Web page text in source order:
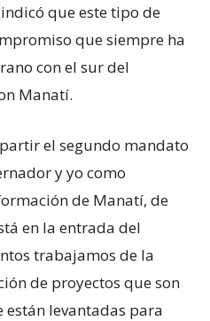
que este tipo de
que siempre ha
con el sur del
Manatí.
el segundo mandato
y yo como
de Manatí, de
en la entrada del
trabajamos de la
de proyectos que son
levantadas para